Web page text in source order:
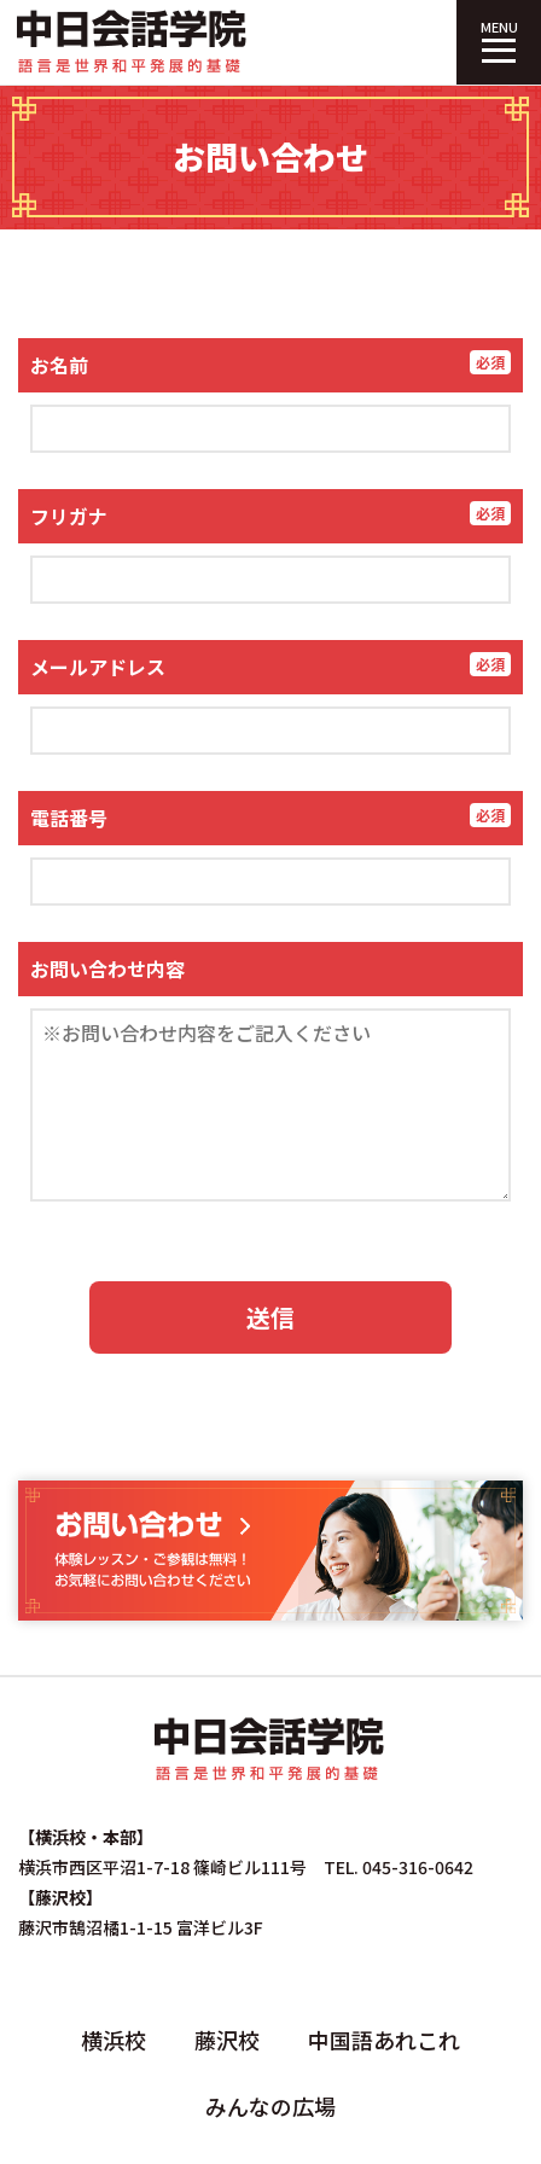
中日会話学院
MENU
お問い合わせ
お名前 必須
フリガナ 必須
メールアドレス 必須
電話番号 必須
お問い合わせ内容
【横浜校・本部】
横浜市西区平沼1-7-18 篠崎ビル111号 TEL. 045-316-0642
【藤沢校】
藤沢市鵠沼橘1-1-15 富洋ビル3F
横浜校 藤沢校 中国語あれこれ
みんなの広場